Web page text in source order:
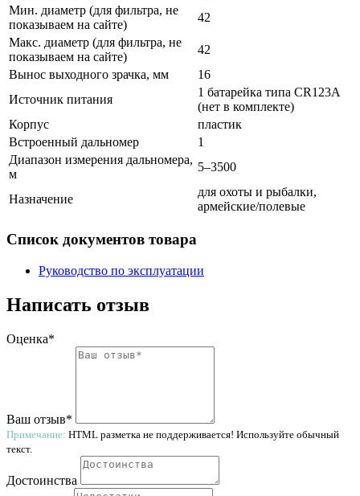
Мин. диаметр (для фильтра, не
показываем на сайте)
42
Макс. диаметр (для фильтра, не
показываем на сайте)
42
Вынос выходного зрачка, мм
16
Источник питания
1 батарейка типа CR123A
(нет в комплекте)
Корпус
пластик
Встроенный дальномер
1
Диапазон измерения дальномера,
м
5–3500
Назначение
для охоты и рыбалки,
армейские/полевые
Список документов товара
Руководство по эксплуатации
Написать отзыв
Оценка*
Ваш отзыв*
Примечание: HTML разметка не поддерживается! Используйте обычный
текст.
Достоинства